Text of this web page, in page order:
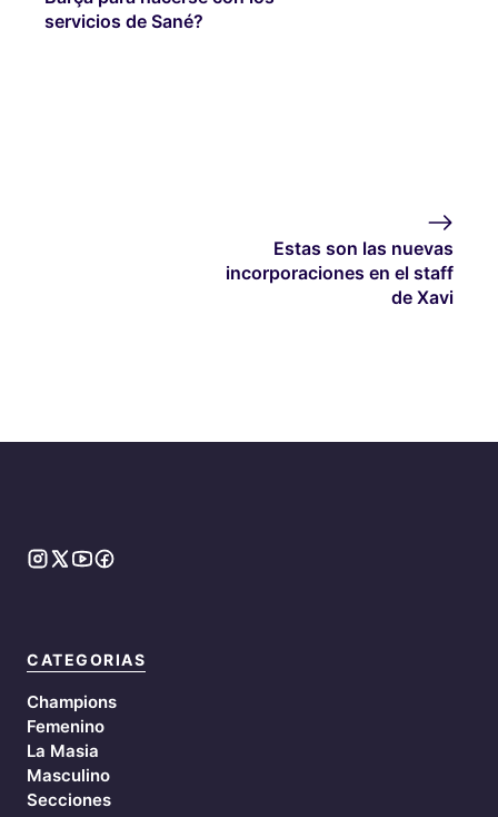
servicios de Sané?
Estas son las nuevas
incorporaciones en el staff
de Xavi
CATEGORIAS
Champions
Femenino
La Masia
Masculino
Secciones